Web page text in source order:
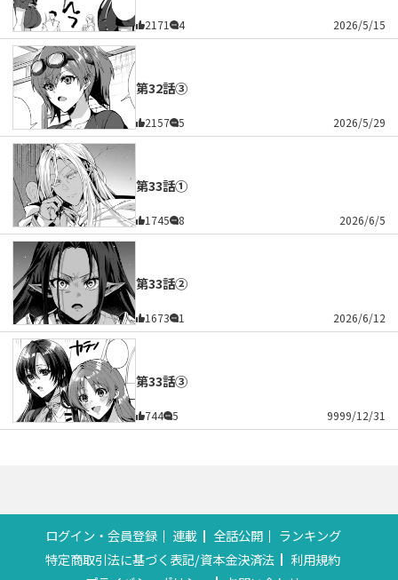
2171 4 2026/5/15
第32話③
2157 5 2026/5/29
第33話①
1745 8 2026/6/5
第33話②
1673 1 2026/6/12
第33話③
744 5 9999/12/31
ログイン・会員登録 連載 全話公開
ランキング
特定商取引法に基づく表記/資本金決済法
利用規約